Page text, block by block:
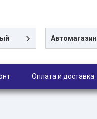
Автомагазин
Оплата и доставка